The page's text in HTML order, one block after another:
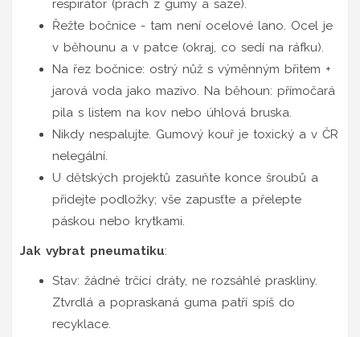
respirátor (prach z gumy a saze).
Řežte bočnice - tam není ocelové lano. Ocel je
v běhounu a v patce (okraj, co sedí na ráfku).
Na řez bočnice: ostrý nůž s výměnným břitem +
jarová voda jako mazivo. Na běhoun: přímočará
pila s listem na kov nebo úhlová bruska.
Nikdy nespalujte. Gumový kouř je toxický a v ČR
nelegální.
U dětských projektů zasuňte konce šroubů a
přidejte podložky; vše zapusťte a přelepte
páskou nebo krytkami.
Jak vybrat pneumatiku:
Stav: žádné trčící dráty, ne rozsáhlé praskliny.
Ztvrdlá a popraskaná guma patří spíš do
recyklace.